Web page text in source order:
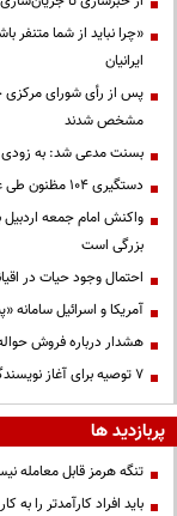
«چرا نباید از شما متنفر
ایرانیان
پس از رأی شورای مرکزی
مشخص شدند
بسنت مدعی شد: به زودی
دستگیری ۱۰۴ مظنون طی عملیات‌هایی علیه داعش در ترکیه
واکنش امام جمعه
بزرگی است
احتمال وجود حیات در
آمریکا و اسرائیل سامانه
هشدار درباره فروش
۷ توصیه برای آغاز نویسندگی
پربازدید ها
تنگه هرمز قابل معامله
باید افراد کارآمدتر را